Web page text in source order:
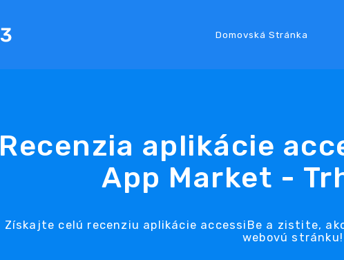
Domovská Stránka
Recenzia aplikácie
App Market -
Získajte celú recenziu aplikácie accessiBe a zistite,
webovú stránku!